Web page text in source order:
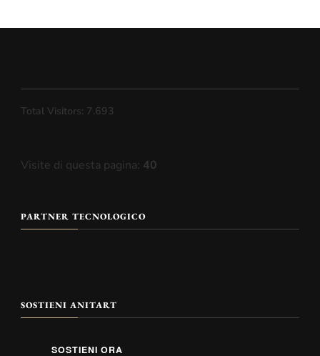
Total Visitors: 7.693
Visite di questa pagina: 40
PARTNER TECNOLOGICO
SOSTIENI ANITART